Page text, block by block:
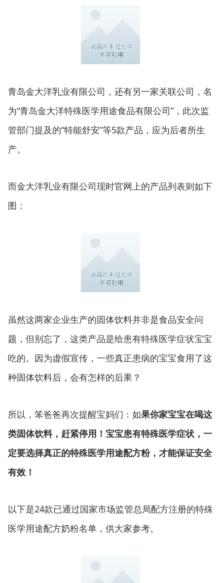
青岛金大洋乳业有限公司，还有另一家关联公司，名
为“青岛金大洋特殊医学用途食品有限公司”，此次监
管部门提及的“特能舒安”等5款产品，应为后者所生
产。
而金大洋乳业有限公司现时官网上的产品列表则如下
图：
虽然这两家企业生产的固体饮料并非是食品安全问
题，但别忘了，这类产品是给患有特殊医学症状宝宝
吃的。因为虚假宣传，一些真正患病的宝宝食用了这
种固体饮料后，会有怎样的后果？
所以，笨爸爸再次提醒宝妈们：如果你家宝宝在喝这
类固体饮料，赶紧停用！宝宝患有特殊医学症状，一
定要选择真正的特殊医学用途配方粉，才能保证安全
有效！
以下是24款已通过国家市场监管总局配方注册的特殊
医学用途配方奶粉名单，供大家参考。